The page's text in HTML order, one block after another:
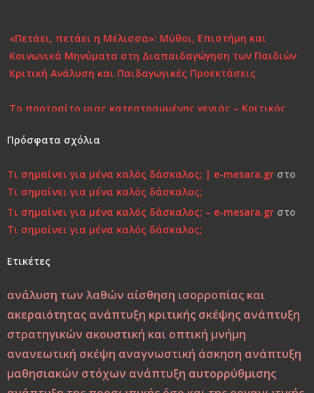
«Πετάει, πετάει η Μέλισσα»: Μύθοι, Επιστήμη και
Κοινωνικά Μηνύματα στη Διαπαιδαγώγηση των Παιδιών
Κριτική Ανάλυση και Παιδαγωγικές Προεκτάσεις
Το πορτραίτο μιας κατεστραμμένης γενιάς – Κριτικός
Επιστροφή στην Παιδικότητα “τώρα”..!
Κάτι τελειώνει, μέρα με τη μέρα… Μήπως είναι πια πολύ
αργά;»…
Καιρούς: Οικογένεια, Σχολείο και Κοινωνία σε
Εσύ φταις, φώναξε, εσύ!
Μεταξύ σφύρας και άκμονος. Η νεότητα της ελπίδας ως
ελπίδα των νέων
Πρόσφατα σχόλια
Τι σημαίνει για μένα καλός δάσκαλος; | e-mesara.gr στο
Τι σημαίνει για μένα καλός δάσκαλος;
Τι σημαίνει για μένα καλός δάσκαλος; – e-mesara.gr στο
Τι σημαίνει για μένα καλός δάσκαλος;
Ετικέτες
ανάλυση των λαθών αίσθηση ισορροπίας και
ακεραιότητας ανάπτυξη κριτικής σκέψης ανάπτυξη
στρατηγικών ακουστική και οπτική μνήμη
ανανεωτική σκέψη αναγνωστική άσκηση ανάπτυξη
μαθησιακών στόχων ανάπτυξη αυτορρύθμισης